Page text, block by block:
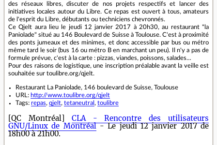
des réseaux libres, discuter de nos projets respectifs et lancer des
initiatives locales autour du Libre. Ce repas est ouvert à tous, amateurs
de l'esprit du Libre, débutants ou techniciens chevronnés.
Ce Qjelt aura lieu le jeudi 12 janvier 2017 à 20h30, au restaurant "la
Paniolade" situé au 146 Boulevard de Suisse à Toulouse. C'est à proximité
des ponts jumeaux et des minimes, et donc accessible par bus ou métro
même tard le soir (bus 16 ou métro B en marchant un peu). Il n'y a pas de
formule prévue, c'est à la carte : pizzas, viandes, poissons, salades…
Pour des raisons de logistique, une inscription préalable avant la veille est
souhaitée sur toulibre.org/qjelt.
Restaurant La Paniolade, 146 boulevard de Suisse, Toulouse
URL: http://www.toulibre.org/qjelt
Tags: repas, qjelt, tetaneutral , toulibre
[QC Montréal] CLA - Rencontre des utilisateurs
GNU/Linux de Montréal- Le jeudi 12 janvier 2017 de
18h00 à 21h00.